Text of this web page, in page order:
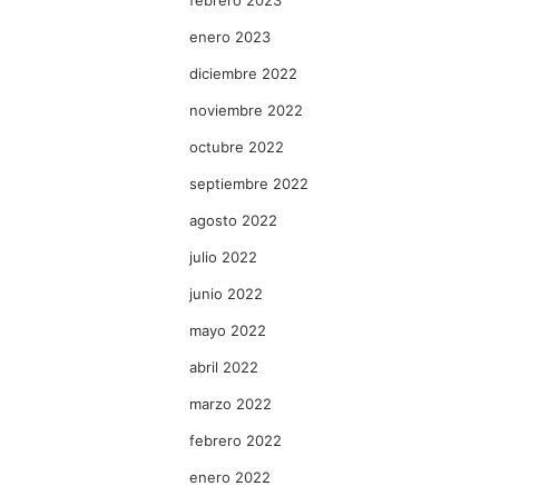
enero 2023
diciembre 2022
noviembre 2022
octubre 2022
septiembre 2022
agosto 2022
julio 2022
junio 2022
mayo 2022
abril 2022
marzo 2022
febrero 2022
enero 2022